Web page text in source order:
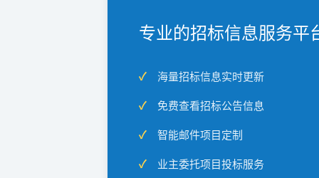
专业的招标信息服务平
海量招标信息实时更新
免费查看招标公告信息
智能邮件项目定制
业主委托项目投标服务